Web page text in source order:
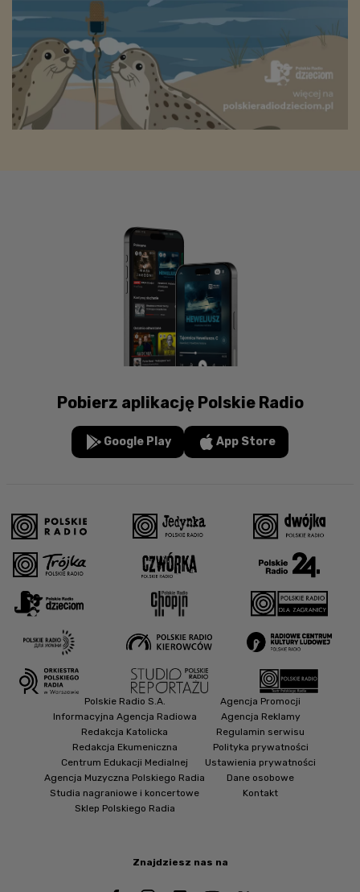
Pobierz aplikację Polskie Radio
Google Play App Store
Znajdziesz nas na
Polskie Radio S.A.
Informacyjna Agencja Radiowa
Redakcja Katolicka
Redakcja Ekumeniczna
Centrum Edukacji Medialnej
Agencja Muzyczna Polskiego Radia
Studia nagraniowe i koncertowe
Sklep Polskiego Radia
Agencja Promocji
Agencja Reklamy
Regulamin serwisu
Polityka prywatności
Ustawienia prywatności
Dane osobowe
Kontakt